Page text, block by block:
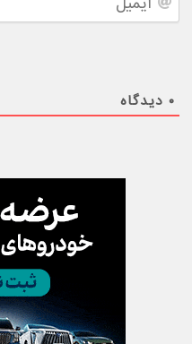
۰ دیدگاه